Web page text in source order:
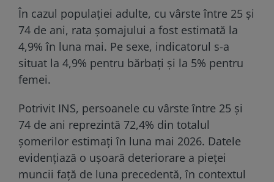
În cazul populației adulte, cu vârste între 25 și
74 de ani, rata șomajului a fost estimată la
4,9% în luna mai. Pe sexe, indicatorul s-a
situat la 4,9% pentru bărbați și la 5% pentru
femei.
Potrivit INS, persoanele cu vârste între 25 și
74 de ani reprezintă 72,4% din totalul
șomerilor estimați în luna mai 2026. Datele
evidențiază o ușoară deteriorare a pieței
muncii față de luna precedentă, în contextul